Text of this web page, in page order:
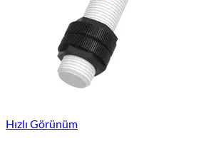
Hızlı Görünüm